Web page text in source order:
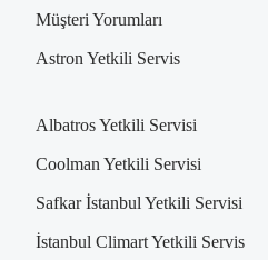
Müşteri Yorumları
Astron Yetkili Servis
Albatros Yetkili Servisi
Coolman Yetkili Servisi
Safkar İstanbul Yetkili Servisi
İstanbul Climart Yetkili Servis